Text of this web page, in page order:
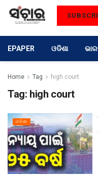
EPAPER ଓଡିଶା
Home Tag high court
Tag: high court
ଓଡିଶା